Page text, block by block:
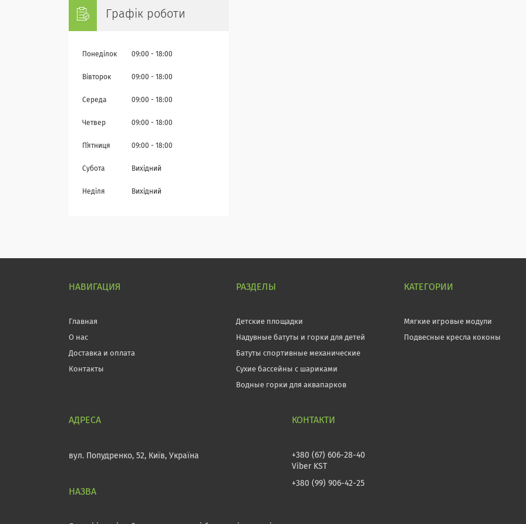
Графік роботи
Понеділок 09:00 18:00
Вівторок 09:00 18:00
Середа 09:00 18:00
Четвер 09:00 18:00
Пʼятниця 09:00 18:00
Субота Вихідний
Неділя Вихідний
НАВИГАЦИЯ
Главная
О нас
Доставка и оплата
Контакты
РАЗДЕЛЫ
Детские площадки
Надувные батуты и горки для детей
Батуты спортивные механические
Сухие бассейны с шариками
Водные горки для аквапарков
КАТЕГОРИИ
Мягкие игровые модули
Подвесные кресла коконы
вул. Попудренко, 52, Київ, Україна
+380 (67) 606-28-40
Viber KST
+380 (99) 906-42-25